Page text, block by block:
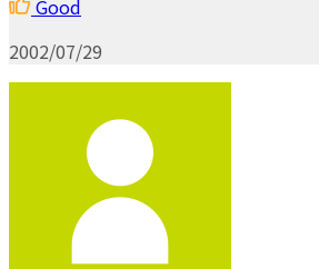
Good
2002/07/29